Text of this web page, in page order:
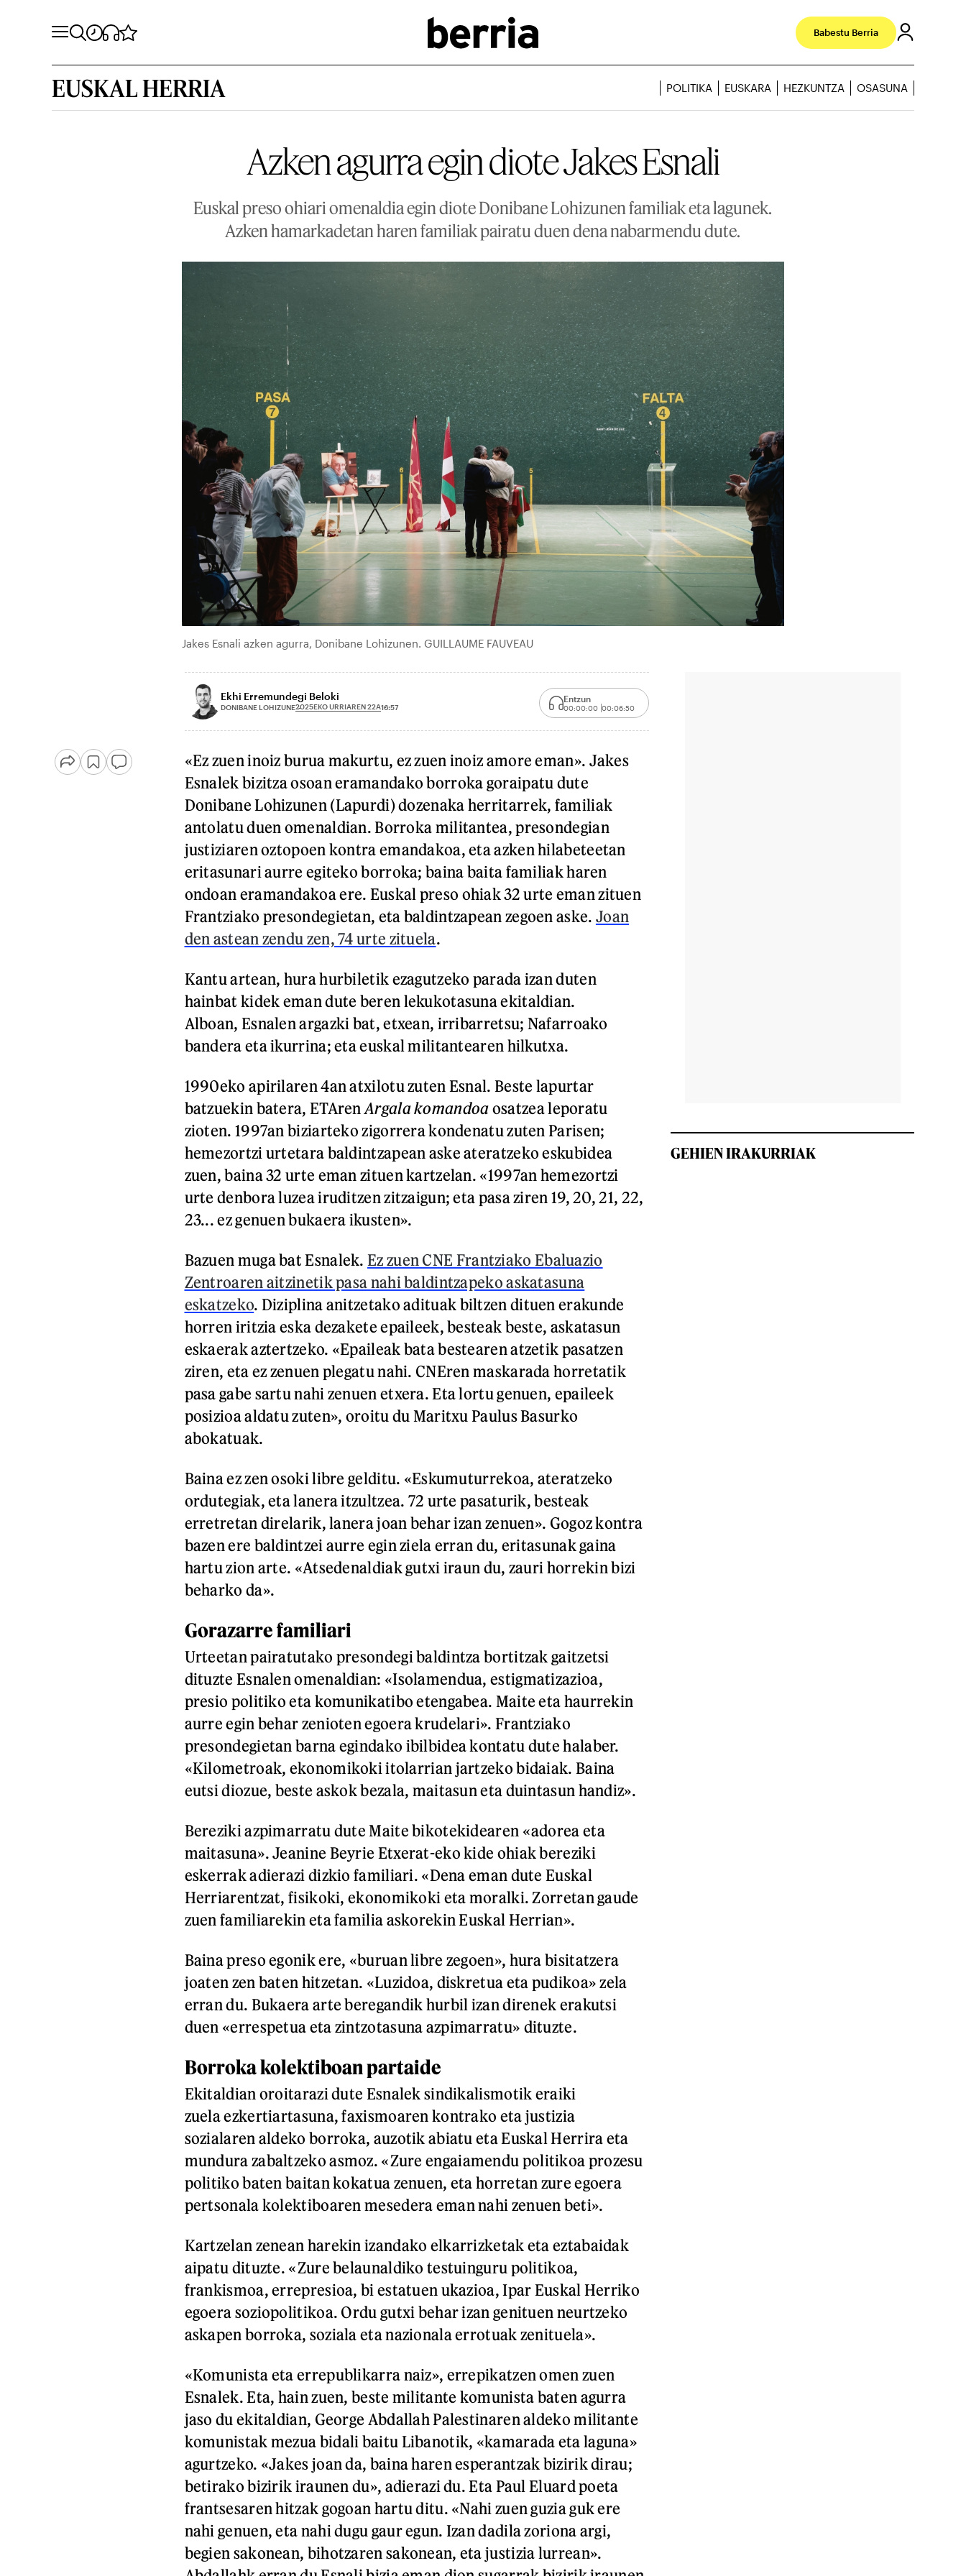
Babestu Berria
EUSKAL HERRIA POLITIKA EUSKARA HEZKUNTZA OSASUNA
Azken agurra egin diote Jakes Esnali
Euskal preso ohiari omenaldia egin diote Donibane Lohizunen familiak eta lagunek.
Azken hamarkadetan haren familiak pairatu duen dena nabarmendu dute.
Jakes Esnali azken agurra, Donibane Lohizunen. GUILLAUME FAUVEAU
Ekhi Erremundegi Beloki
DONIBANE LOHIZUNE2025EKO URRIAREN 22A16:57
Entzun
00:00:00 00:06:50
«Ez zuen inoiz burua makurtu, ez zuen inoiz amore eman». Jakes
Esnalek bizitza osoan eramandako borroka goraipatu dute
Donibane Lohizunen (Lapurdi) dozenaka herritarrek, familiak
antolatu duen omenaldian. Borroka militantea, presondegian
justiziaren oztopoen kontra emandakoa, eta azken hilabeteetan
eritasunari aurre egiteko borroka; baina baita familiak haren
ondoan eramandakoa ere. Euskal preso ohiak 32 urte eman zituen
Frantziako presondegietan, eta baldintzapean zegoen aske. Joan
den astean zendu zen, 74 urte zituela.
Kantu artean, hura hurbiletik ezagutzeko parada izan duten
hainbat kidek eman dute beren lekukotasuna ekitaldian.
Alboan, Esnalen argazki bat, etxean, irribarretsu; Nafarroako
bandera eta ikurrina; eta euskal militantearen hilkutxa.
1990eko apirilaren 4an atxilotu zuten Esnal. Beste lapurtar
batzuekin batera, ETAren Argala komandoa osatzea leporatu
zioten. 1997an biziarteko zigorrera kondenatu zuten Parisen;
hemezortzi urtetara baldintzapean aske ateratzeko eskubidea
zuen, baina 32 urte eman zituen kartzelan. «1997an hemezortzi
urte denbora luzea iruditzen zitzaigun; eta pasa ziren 19, 20, 21, 22,
23... ez genuen bukaera ikusten».
Bazuen muga bat Esnalek.Ez zuen CNE Frantziako Ebaluazio
Zentroaren aitzinetik pasa nahi baldintzapeko askatasuna
eskatzeko. Diziplina anitzetako adituak biltzen dituen erakunde
horren iritzia eska dezakete epaileek, besteak beste, askatasun
eskaerak aztertzeko. «Epaileak bata bestearen atzetik pasatzen
ziren, eta ez zenuen plegatu nahi. CNEren maskarada horretatik
pasa gabe sartu nahi zenuen etxera. Eta lortu genuen, epaileek
posizioa aldatu zuten», oroitu du Maritxu Paulus Basurko
abokatuak.
Baina ez zen osoki libre gelditu. «Eskumuturrekoa, ateratzeko
ordutegiak, eta lanera itzultzea. 72 urte pasaturik, besteak
erretretan direlarik, lanera joan behar izan zenuen». Gogoz kontra
bazen ere baldintzei aurre egin ziela erran du, eritasunak gaina
hartu zion arte. «Atsedenaldiak gutxi iraun du, zauri horrekin bizi
beharko da».
Gorazarre familiari
Urteetan pairatutako presondegi baldintza bortitzak gaitzetsi
dituzte Esnalen omenaldian: «Isolamendua, estigmatizazioa,
presio politiko eta komunikatibo etengabea. Maite eta haurrekin
aurre egin behar zenioten egoera krudelari». Frantziako
presondegietan barna egindako ibilbidea kontatu dute halaber.
«Kilometroak, ekonomikoki itolarrian jartzeko bidaiak. Baina
eutsi diozue, beste askok bezala, maitasun eta duintasun handiz».
Bereziki azpimarratu dute Maite bikotekidearen «adorea eta
maitasuna». Jeanine Beyrie Etxerat-eko kide ohiak bereziki
eskerrak adierazi dizkio familiari. «Dena eman dute Euskal
Herriarentzat, fisikoki, ekonomikoki eta moralki. Zorretan gaude
zuen familiarekin eta familia askorekin Euskal Herrian».
Baina preso egonik ere, «buruan libre zegoen», hura bisitatzera
joaten zen baten hitzetan. «Luzidoa, diskretua eta pudikoa» zela
erran du. Bukaera arte beregandik hurbil izan direnek erakutsi
duen «errespetua eta zintzotasuna azpimarratu» dituzte.
Borroka kolektiboan partaide
Ekitaldian oroitarazi dute Esnalek sindikalismotik eraiki
zuela ezkertiartasuna, faxismoaren kontrako eta justizia
sozialaren aldeko borroka, auzotik abiatu eta Euskal Herrira eta
mundura zabaltzeko asmoz. «Zure engaiamendu politikoa prozesu
politiko baten baitan kokatua zenuen, eta horretan zure egoera
pertsonala kolektiboaren mesedera eman nahi zenuen beti».
Kartzelan zenean harekin izandako elkarrizketak eta eztabaidak
aipatu dituzte. «Zure belaunaldiko testuinguru politikoa,
frankismoa, errepresioa, bi estatuen ukazioa, Ipar Euskal Herriko
egoera soziopolitikoa. Ordu gutxi behar izan genituen neurtzeko
askapen borroka, soziala eta nazionala errotuak zenituela».
«Komunista eta errepublikarra naiz», errepikatzen omen zuen
Esnalek. Eta, hain zuen, beste militante komunista baten agurra
jaso du ekitaldian, George Abdallah Palestinaren aldeko militante
komunistak mezua bidali baitu Libanotik, «kamarada eta laguna»
agurtzeko. «Jakes joan da, baina haren esperantzak bizirik dirau;
betirako bizirik iraunen du», adierazi du. Eta Paul Eluard poeta
frantsesaren hitzak gogoan hartu ditu. «Nahi zuen guzia guk ere
nahi genuen, eta nahi dugu gaur egun. Izan dadila zoriona argi,
begien sakonean, bihotzaren sakonean, eta justizia lurrean».
GEHIEN IRAKURRIAK